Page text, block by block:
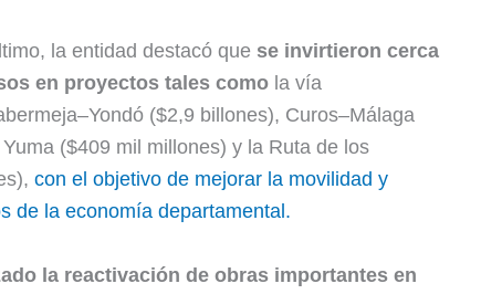
la entidad destacó que se invirtieron cerca
en proyectos tales como la vía
($2,9 billones), Curos–Málaga
($409 mil millones) y la Ruta de los
con el objetivo de mejorar la movilidad y
de la economía departamental.
la reactivación de obras importantes en